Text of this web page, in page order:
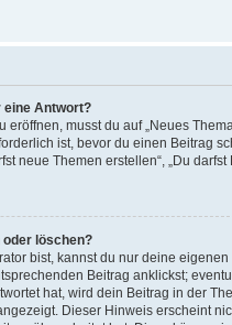
eine Antwort?
musst du auf „Neues
ist, bevor du einen Beitrag
neue Themen erstellen“, „Du
oder löschen?
bist, kannst du nur deine
Beitrag anklickst;
hat, wird dein Beitrag in der
Dieser Hinweis erscheint